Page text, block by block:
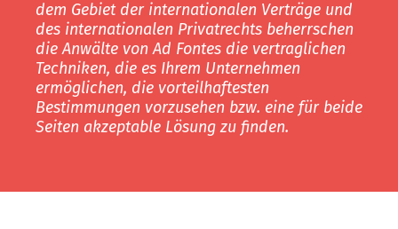
dem Gebiet der internationalen Verträge und
des internationalen Privatrechts beherrschen
die Anwälte von Ad Fontes die vertraglichen
Techniken, die es Ihrem Unternehmen
ermöglichen, die vorteilhaftesten
Bestimmungen vorzusehen bzw. eine für beide
Seiten akzeptable Lösung zu finden.